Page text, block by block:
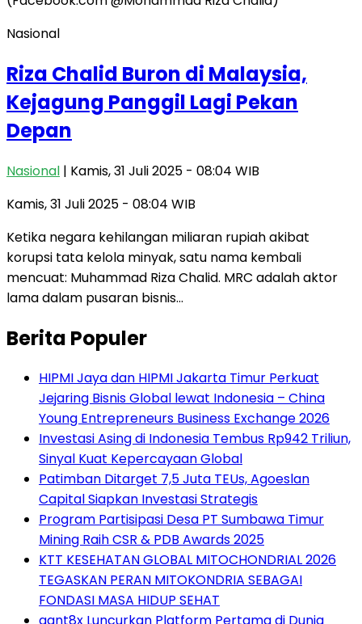
Nasional
Riza Chalid Buron di Malaysia,
Kejagung Panggil Lagi Pekan
Depan
Nasional | Kamis, 31 Juli 2025 - 08:04 WIB
Kamis, 31 Juli 2025 - 08:04 WIB
Ketika negara kehilangan miliaran rupiah akibat
korupsi tata kelola minyak, satu nama kembali
mencuat: Muhammad Riza Chalid. MRC adalah aktor
lama dalam pusaran bisnis…
Berita Populer
HIPMI Jaya dan HIPMI Jakarta Timur Perkuat
Jejaring Bisnis Global lewat Indonesia – China
Young Entrepreneurs Business Exchange 2026
Investasi Asing di Indonesia Tembus Rp942 Triliun,
Sinyal Kuat Kepercayaan Global
Patimban Ditarget 7,5 Juta TEUs, Agoeslan
Capital Siapkan Investasi Strategis
Program Partisipasi Desa PT Sumbawa Timur
Mining Raih CSR & PDB Awards 2025
KTT KESEHATAN GLOBAL MITOCHONDRIAL 2026
TEGASKAN PERAN MITOKONDRIA SEBAGAI
FONDASI MASA HIDUP SEHAT